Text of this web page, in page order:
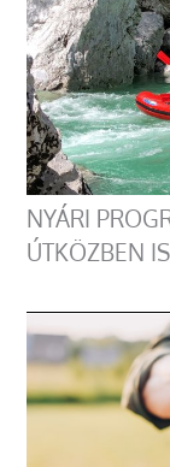
NYÁRI
ÚTKÖZBEN